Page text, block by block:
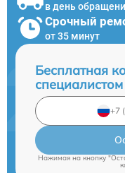
в день
Срочный
от 35 минут
Бесплатная
специалистом
Нажимая на кнопку